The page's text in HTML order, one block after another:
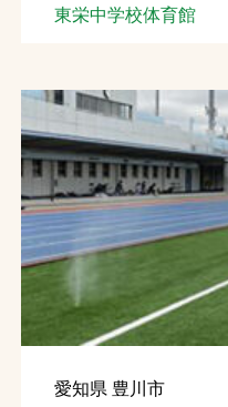
文字の見えづらさや
東栄中学校体育館
愛知県 豊川市